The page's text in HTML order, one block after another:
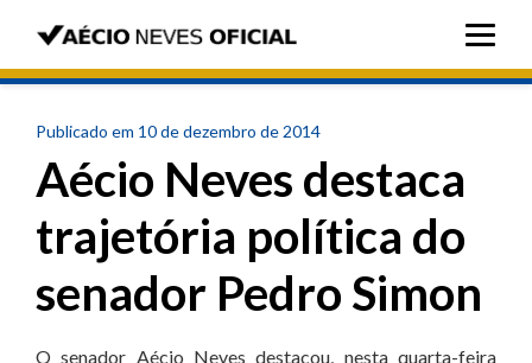
Publicado em 10 de dezembro de 2014
Aécio Neves destaca
trajetória política do
senador Pedro Simon
O senador Aécio Neves destacou, nesta quarta-feira